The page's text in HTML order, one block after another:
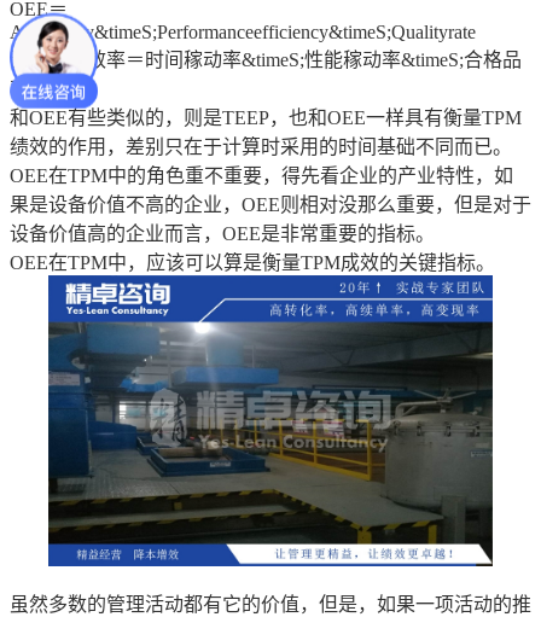
OEE＝
A/ailability&timeS;Performanceefficiency&timeS;Qualityrate
设备总合效率＝时间稼动率&timeS;性能稼动率&timeS;合格品
率
和OEE有些类似的，则是TEEP，也和OEE一样具有衡量TPM
绩效的作用，差别只在于计算时采用的时间基础不同而已。
OEE在TPM中的角色重不重要，得先看企业的产业特性，如
果是设备价值不高的企业，OEE则相对没那么重要，但是对于
设备价值高的企业而言，OEE是非常重要的指标。
OEE在TPM中，应该可以算是衡量TPM成效的关键指标。
虽然多数的管理活动都有它的价值，但是，如果一项活动的推